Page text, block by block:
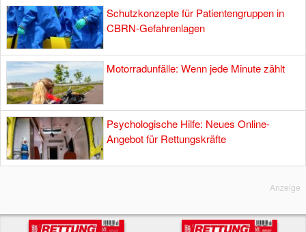
Schutzkonzepte für Patientengruppen in
CBRN-Gefahrenlagen
Motorradunfälle: Wenn jede Minute zählt
Psychologische Hilfe: Neues Online-
Angebot für Rettungskräfte
Anzeige